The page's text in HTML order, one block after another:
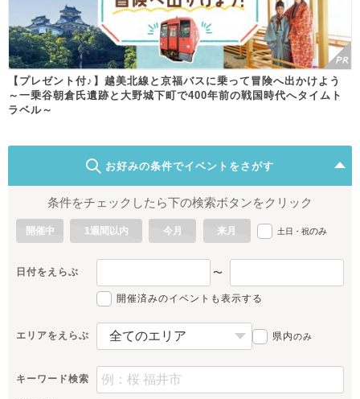
【プレゼント付♪】越美北線と京福バスに乗って冒険へ出かけよう
～一乗谷朝倉氏遺跡と大野城下町で400年前の戦国時代へタイムト
ラベル～
お好みの条件でイベントをさがす
条件をチェックしたら下の検索ボタンをクリック
開催中 1週間以内 今月 来月 土日・祝のみ
日付をえらぶ 〜
開催済みのイベントも表示する
エリアをえらぶ 県内のみ
キーワード検索